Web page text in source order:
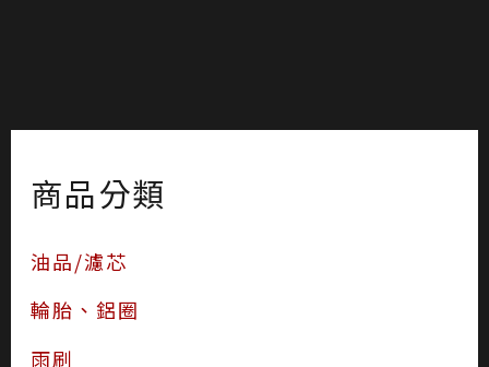
商品分類
油品/濾芯
輪胎、鋁圈
雨刷